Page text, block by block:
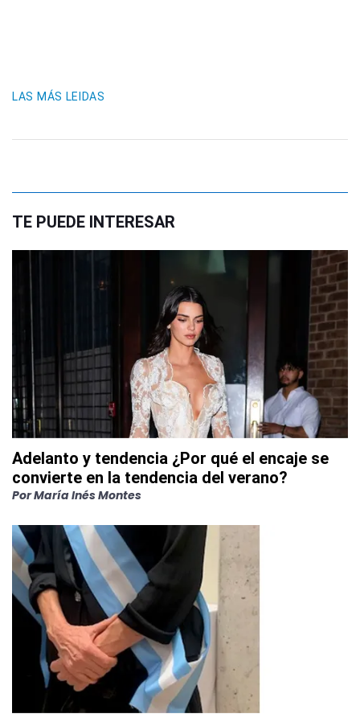
LAS MÁS LEIDAS
TE PUEDE INTERESAR
Adelanto y tendencia ¿Por qué el encaje se
convierte en la tendencia del verano?
PorMaría Inés Montes